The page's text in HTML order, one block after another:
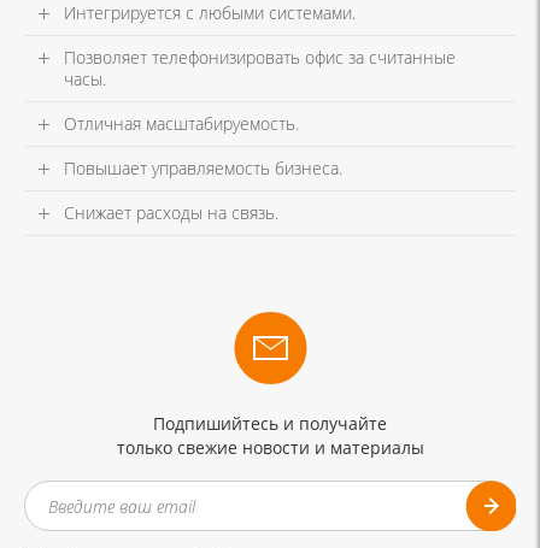
Интегрируется с любыми системами.
Позволяет телефонизировать офис за считанные
часы.
Отличная масштабируемость.
Повышает управляемость бизнеса.
Снижает расходы на связь.
Подпишийтесь и получайте
только свежие новости и материалы